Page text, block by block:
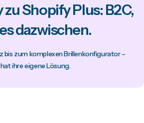
zu Shopify Plus: B2C,
dazwischen.
bis zum komplexen Brillenkonfigurator –
ihre eigene Lösung.